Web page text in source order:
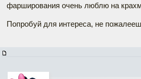
фарширования очень люблю на
Попробуй для интереса, не